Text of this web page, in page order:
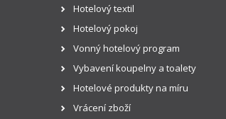
Hotelový textil
Hotelový pokoj
Vonný hotelový program
Vybavení koupelny a toalety
Hotelové produkty na míru
Vrácení zboží